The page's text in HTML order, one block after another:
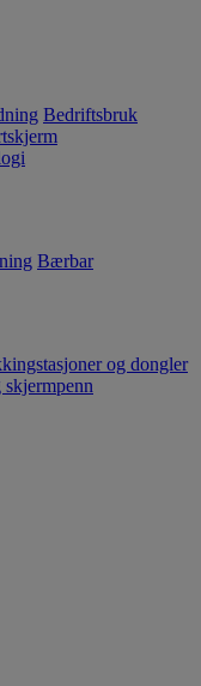
Bedriftsbruk
Bærbar
og dongler
skjermpenn